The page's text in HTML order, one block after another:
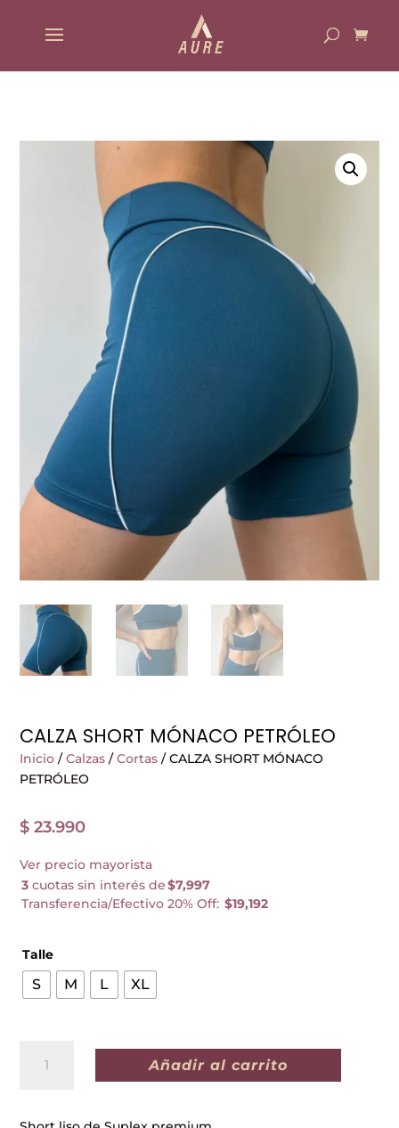
CALZA SHORT MÓNACO PETRÓLEO
Inicio /Calzas /Cortas / CALZA SHORT MÓNACO
PETRÓLEO
$ 23.990
Ver precio mayorista
3 cuotas sin interés de$7,997
Transferencia/Efectivo 20% Off: $19,192
Talle
S M L XL
SHORT
Añadir al carrito